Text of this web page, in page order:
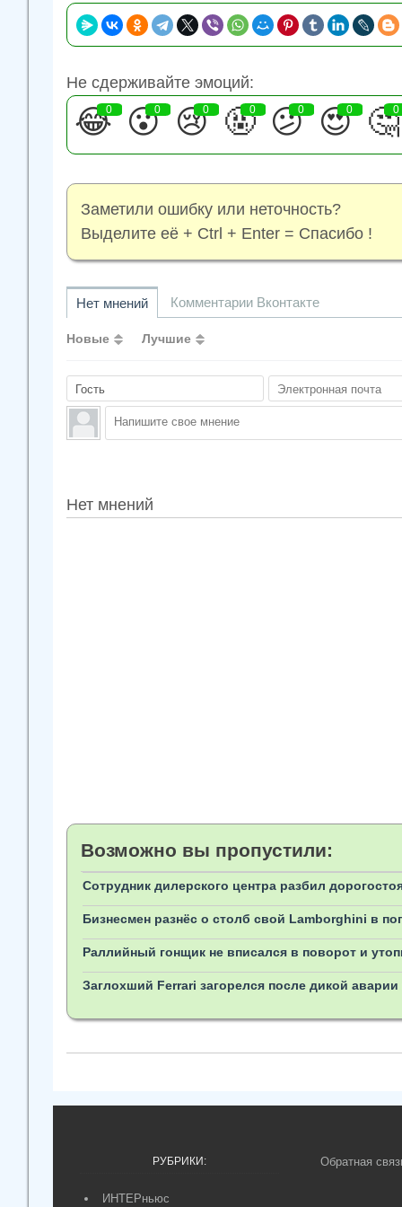
Не сдерживайте эмоций:
😂
0 😮
0 😢
0 🤬
0 😕
0 😍
0 🤔
0
Заметили ошибку или неточность?
Выделите её + Ctrl + Enter = Спасибо !
Нет мнений Комментарии Вконтакте
Новые Лучшие
Нет мнений
Возможно вы пропустили:
Сотрудник дилерского центра разбил
Бизнесмен разнёс о столб свой Lamborghini в
Раллийный гонщик не вписался в поворот и
Заглохший Ferrari загорелся после дикой аварии
РУБРИКИ:
ИНТЕРньюс
Обратная